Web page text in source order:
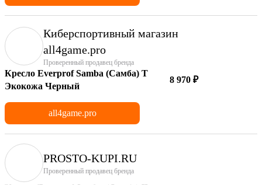
Киберспортивный магазин
аll4game.pro
Проверенный продавец бренда
Кресло Everprof Samba (Самба) T
Экокожа Черный
8 970 ₽
all4game.pro
PROSTO-KUPI.RU
Проверенный продавец бренда